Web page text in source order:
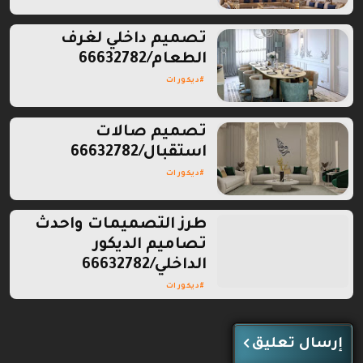
تصميم داخلي لغرف
الطعام/66632782
ديكورات
تصميم صالات
استقبال/66632782
ديكورات
طرز التصميمات واحدث
تصاميم الديكور
الداخلي/66632782
ديكورات
إرسال تعليق